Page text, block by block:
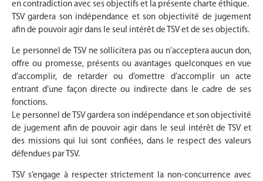
en contradiction avec ses objectifs et la présente charte éthique.
TSV gardera son indépendance et son objectivité de jugement
afin de pouvoir agir dans le seul intérêt de TSV et de ses objectifs.
Le personnel de TSV ne sollicitera pas ou n’acceptera aucun don,
offre ou promesse, présents ou avantages quelconques en vue
d’accomplir, de retarder ou d’omettre d’accomplir un acte
entrant d’une façon directe ou indirecte dans le cadre de ses
fonctions.
Le personnel de TSV gardera son indépendance et son objectivité
de jugement afin de pouvoir agir dans le seul intérêt de TSV et
des missions qui lui sont confiées, dans le respect des valeurs
défendues par TSV.
TSV s’engage à respecter strictement la non-concurrence avec